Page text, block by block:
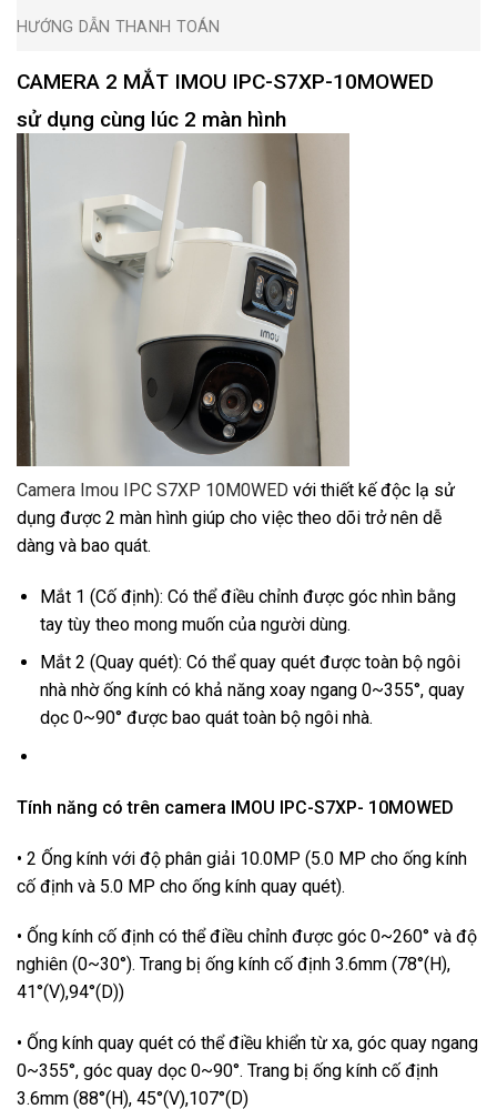
HƯỚNG DẪN THANH TOÁN
CAMERA 2 MẮT IMOU IPC-S7XP-10MOWED
sử dụng cùng lúc 2 màn hình
Camera Imou IPC S7XP 10M0WED với thiết kế độc lạ sử
dụng được 2 màn hình giúp cho việc theo dõi trở nên dễ
dàng và bao quát.
Mắt 1 (Cố định): Có thể điều chỉnh được góc nhìn bằng
tay tùy theo mong muốn của người dùng.
Mắt 2 (Quay quét): Có thể quay quét được toàn bộ ngôi
nhà nhờ ống kính có khả năng xoay ngang 0~355°, quay
dọc 0~90° được bao quát toàn bộ ngôi nhà.
Tính năng có trên camera IMOU IPC-S7XP- 10MOWED
• 2 Ống kính với độ phân giải 10.0MP (5.0 MP cho ống kính
cố định và 5.0 MP cho ống kính quay quét).
• Ống kính cố định có thể điều chỉnh được góc 0~260° và độ
nghiên (0~30°). Trang bị ống kính cố định 3.6mm (78°(H),
41°(V),94°(D))
• Ống kính quay quét có thể điều khiển từ xa, góc quay ngang
0~355°, góc quay dọc 0~90°. Trang bị ống kính cố định
3.6mm (88°(H), 45°(V),107°(D)